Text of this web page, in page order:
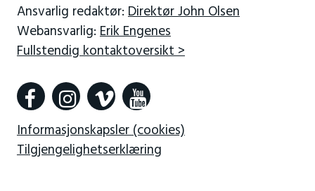
Ansvarlig redaktør: Direktør John Olsen
Webansvarlig: Erik Engenes
Fullstendig kontaktoversikt >
Informasjonskapsler (cookies)
Tilgjengelighetserklæring